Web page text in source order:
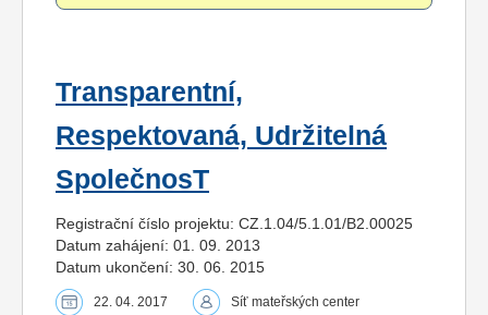
Transparentní,
Respektovaná, Udržitelná
SpolečnosT
Registrační číslo projektu: CZ.1.04/5.1.01/B2.00025
Datum zahájení: 01. 09. 2013
Datum ukončení: 30. 06. 2015
22. 04. 2017 Síť mateřských center